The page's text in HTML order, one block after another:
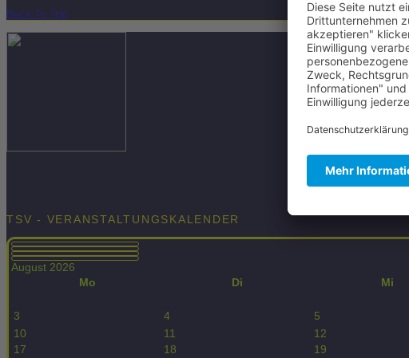
Back To Top
TSV - VERANSTALTUNGSKALENDER
August 2026
Mo
Di Mi
3
4 5
10
11 12
17
18 19